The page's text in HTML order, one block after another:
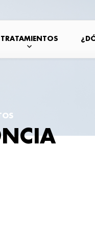
TRATAMIENTOS